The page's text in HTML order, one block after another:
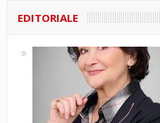
EDITORIALE